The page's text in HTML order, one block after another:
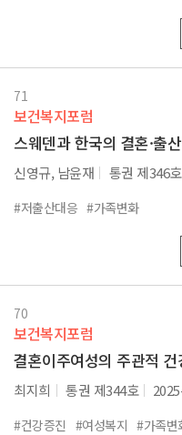
71
보건복지포럼
스웨덴과 한국의 결혼·출
신영규, 남윤재 통권 제346호
#저출산대응 #가족변화
70
보건복지포럼
결혼이주여성의 주관적 건
최지희 통권 제344호
#건강증진 #여성복지 #가족변